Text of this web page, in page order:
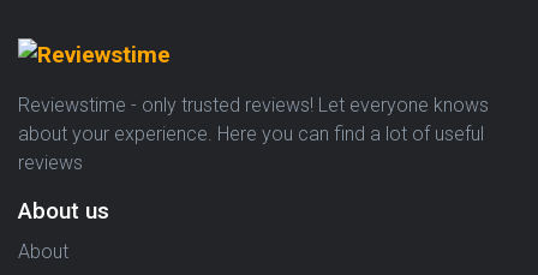
Reviewstime - only trusted reviews! Let everyone knows
about your experience. Here you can find a lot of useful
reviews
About us
About